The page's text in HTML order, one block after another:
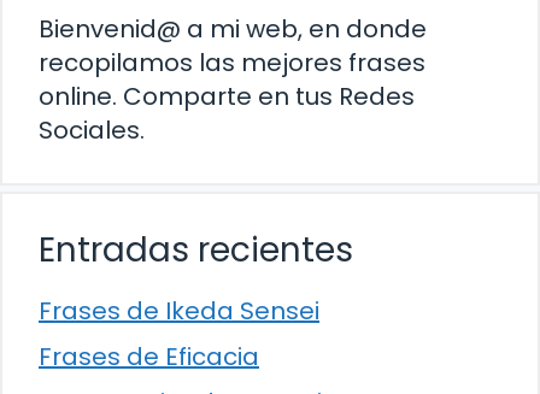
Bienvenid@ a mi web, en donde
recopilamos las mejores frases
online. Comparte en tus Redes
Sociales.
Entradas recientes
Frases de Ikeda Sensei
Frases de Eficacia